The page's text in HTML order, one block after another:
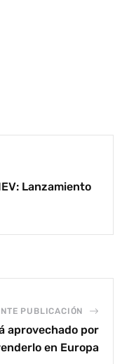
Lanzamiento
PUBLICACIÓN
aprovechado por
en Europa